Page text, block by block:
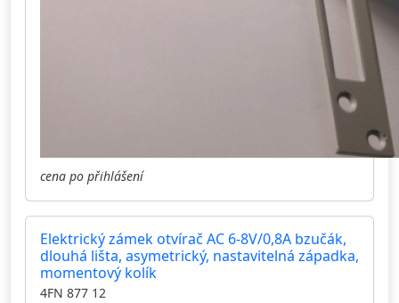
cena po přihlášení
Elektrický zámek otvírač AC 6-8V/0,8A bzučák,
dlouhá lišta, asymetrický, nastavitelná západka,
momentový kolík
4FN 877 12